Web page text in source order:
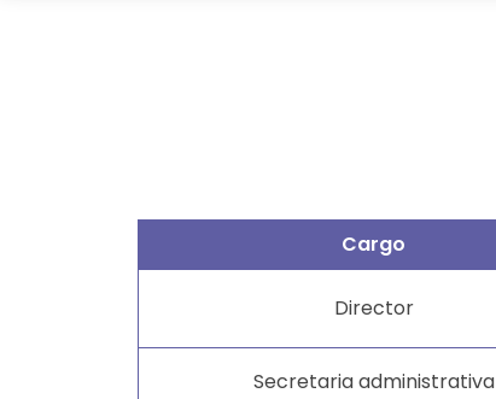
Cargo
Director
Secretaria administrativa